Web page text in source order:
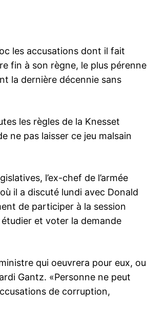
les accusations dont il fait
fin à son règne, le plus pérenne
la dernière décennie sans
les règles de la Knesset
ne pas laisser ce jeu malsain
l’ex-chef de l’armée
il a discuté lundi avec Donald
de participer à la session
et voter la demande
qui oeuvrera pour eux, ou
Gantz. «Personne ne peut
de corruption,